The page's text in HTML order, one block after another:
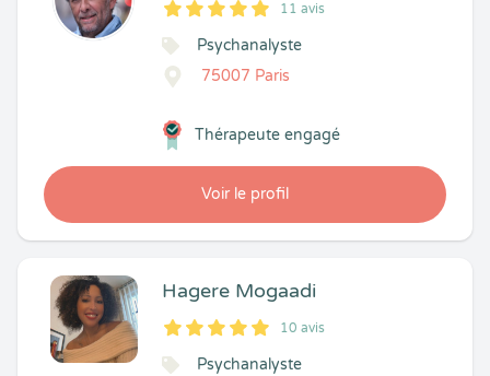
5
1
5
11 11 avis
Psychanalyste
75007 Paris
Voir le profil
Thérapeute engagé
Hagere Mogaadi
5
1
5
10 10 avis
Psychanalyste